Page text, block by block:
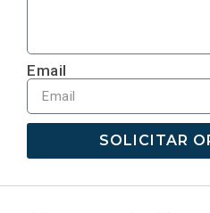
Email
SOLICITAR